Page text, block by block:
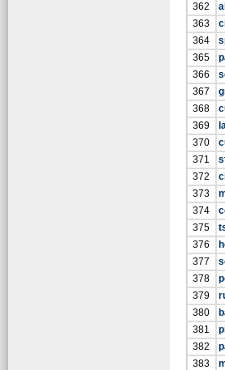
362
363
364
365
366
367
368
369
370
371
372
373
374
375
376
377
378
379
380
381
382
383